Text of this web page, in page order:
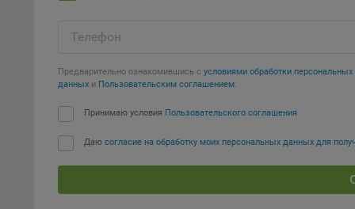
Телефон
Предварительно ознакомившись с условиями обработки
данных и Пользовательским соглашением:
Принимаю условия Пользовательского соглашения
Даю согласие на обработку моих персональных данных для